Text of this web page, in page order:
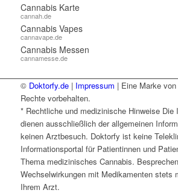
Cannabis Karte
cannah.de
Cannabis Vapes
cannavape.de
Cannabis Messen
cannamesse.de
© Doktorfy.de| Impressum | Eine Marke
Rechte vorbehalten.
* Rechtliche und medizinische Hinweise Die
dienen ausschließlich der allgemeinen
keinen Arztbesuch. Doktorfy ist keine
Informationsportal für Patientinnen und
Thema medizinisches Cannabis.
Wechselwirkungen mit Medikamenten stets
Ihrem Arzt.